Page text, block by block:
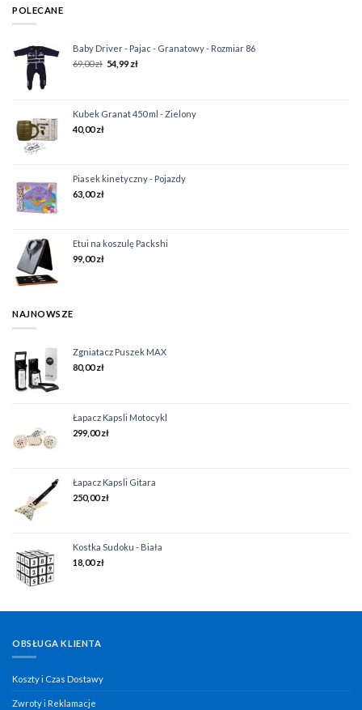
POLECANE
Baby Driver - Pajac - Granatowy - Rozmiar 86
69,00zł 54,99 zł
Kubek Granat 450 ml - Zielony
40,00zł
Piasek kinetyczny - Pojazdy
63,00zł
Etui na koszulę Packshi
99,00zł
NAJNOWSZE
Zgniatacz Puszek MAX
80,00zł
Łapacz Kapsli Motocykl
299,00zł
Łapacz Kapsli Gitara
250,00zł
Kostka Sudoku - Biała
18,00zł
OBSŁUGA KLIENTA
Koszty i Czas Dostawy
Zwroty i Reklamacje